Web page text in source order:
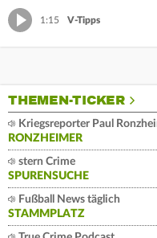
1:15 V-Tipps
THEMEN-TICKER
Kriegsreporter Paul
RONZHEIMER
stern Crime
SPURENSUCHE
Fußball News täglich
STAMMPLATZ